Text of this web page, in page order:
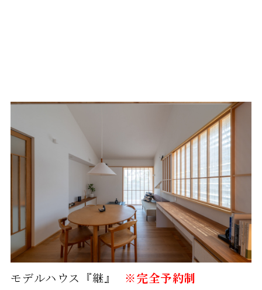
モデルハウス『継』 ※完全予約制